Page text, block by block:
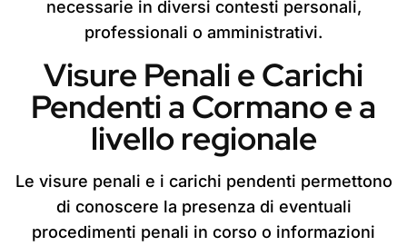
necessarie in diversi contesti personali,
professionali o amministrativi.
Visure Penali e Carichi
Pendenti a Cormano e a
livello regionale
Le visure penali e i carichi pendenti permettono
di conoscere la presenza di eventuali
procedimenti penali in corso o informazioni